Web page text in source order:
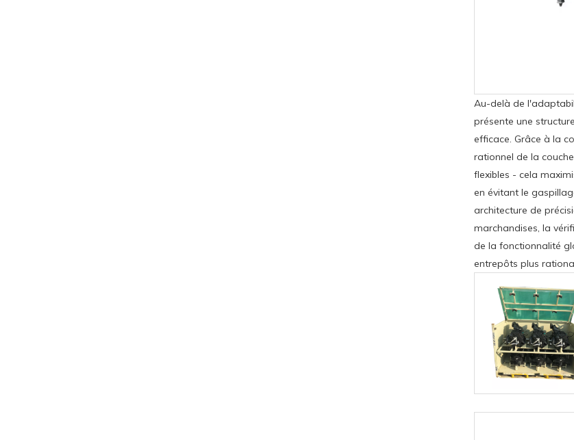
Au-delà de
présente une
efficace. Grâce à la
rationnel de la
flexibles - cela
en évitant le
architecture de
marchandises, la
de la fonctionnalité
entrepôts plus